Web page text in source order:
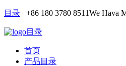
目录 +86 180 3780 8511We Hava
目录
首页
产品目录